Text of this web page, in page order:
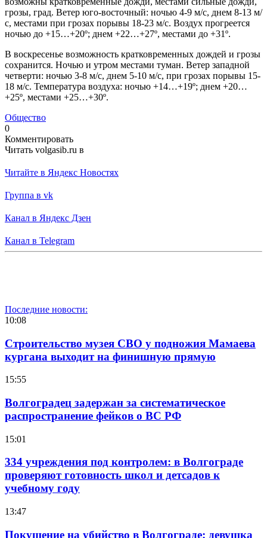
грозы, град. Ветер юго-восточный: ночью 4-9 м/с, днем 8-13 м/
с, местами при грозах порывы 18-23 м/с. Воздух прогреется
ночью до +15…+20º; днем +22…+27º, местами до +31º.
В воскресенье возможность кратковременных дождей и грозы
сохранится. Ночью и утром местами туман. Ветер западной
четверти: ночью 3-8 м/с, днем 5-10 м/с, при грозах порывы 15-
18 м/с. Температура воздуха: ночью +14…+19º; днем +20…
+25º, местами +25…+30º.
Общество
0
Комментировать
Читать volgasib.ru в
Читайте в Яндекс Новостях
Группа в vk
Канал в Яндекс Дзен
Канал в Telegram
Последние новости:
10:08
Строительство музея СВО у подножия Мамаева
кургана выходит на финишную прямую
15:55
Волгоградец задержан за систематическое
распространение фейков о ВС РФ
15:01
334 учреждения под контролем: в Волгограде
проверяют готовность школ и детсадов к
учебному году
13:47
Покушение на убийство в Волгограде: девушка